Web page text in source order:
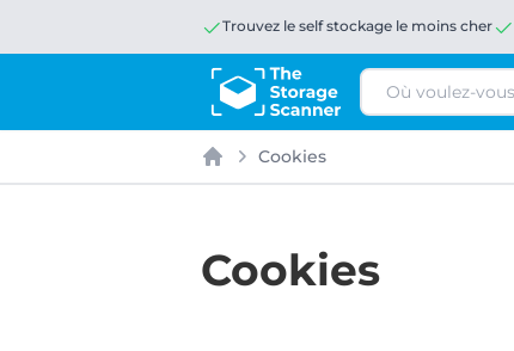
Trouvez le self stockage le moins cher
Rechercher
Accueil
Cookies
Cookies